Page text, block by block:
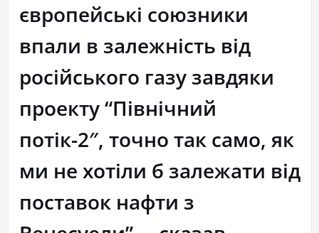
європейські союзники
впали в залежність від
російського газу завдяки
проекту “Північний
потік-2″, точно так само, як
ми не хотіли б залежати від
поставок нафти з